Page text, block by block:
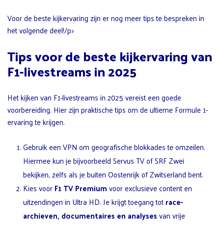
Voor de beste kijkervaring zijn er nog meer tips te bespreken in
het volgende deel!/p>
Tips voor de beste kijkervaring van
F1-livestreams in 2025
Het kijken van F1-livestreams in 2025 vereist een goede
voorbereiding. Hier zijn praktische tips om de ultieme Formule 1-
ervaring te krijgen.
Gebruik een VPN om geografische blokkades te omzeilen.
Hiermee kun je bijvoorbeeld Servus TV of SRF Zwei
bekijken, zelfs als je buiten Oostenrijk of Zwitserland bent.
Kies voorF1 TV Premiumvoor exclusieve content en
uitzendingen in Ultra HD. Je krijgt toegang totrace-
archieven, documentaires en analysesvan vrije